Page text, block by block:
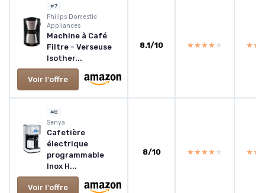
#7
‎Philips Domestic
Appliances
Machine à Café
Filtre - Verseuse
Isother...
Voir l'offre
8.1/10 ★★★★★
★★★★★
#8
‎Senya
Cafetière
électrique
programmable
Inox H...
Voir l'offre
8/10 ★★★★★
★★★★★